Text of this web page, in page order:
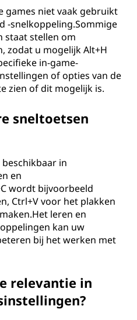
games niet vaak gebruikt
-snelkoppeling.Sommige
staat stellen om
zodat u mogelijk Alt+H
in-game-
of opties van de
zien of dit mogelijk is.
sneltoetsen
in
en
wordt bijvoorbeeld
Ctrl+V voor het plakken
leren en
kan uw
bij het werken met
relevantie in